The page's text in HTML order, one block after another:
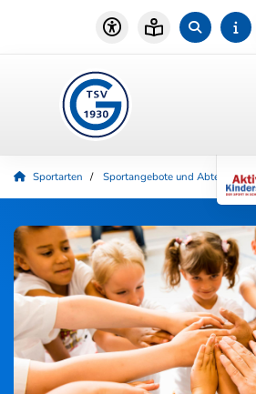
Sportarten Sportangebote und Abteilungen